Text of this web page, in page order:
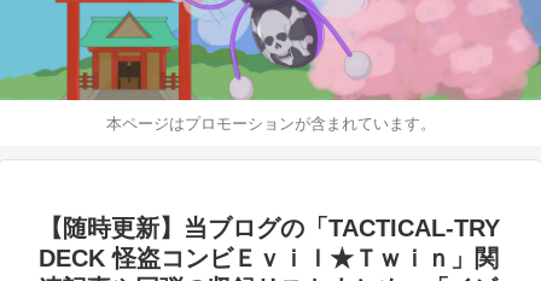
本ページはプロモーションが含まれています。
【随時更新】当ブログの「TACTICAL-TRY
DECK 怪盗コンビＥｖｉｌ★Ｔｗｉｎ」関